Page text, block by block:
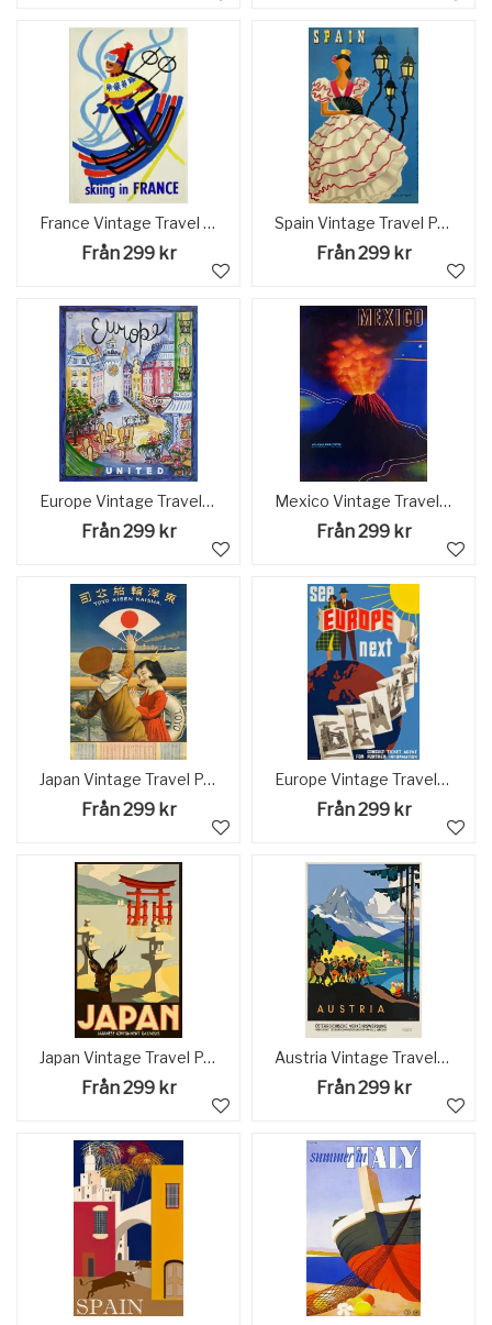
France Vintage Travel Poster
Från 299 kr
Spain Vintage Travel Poster
Från 299 kr
Europe Vintage Travel Poster
Från 299 kr
Mexico Vintage Travel Poster
Från 299 kr
Japan Vintage Travel Poster
Från 299 kr
Europe Vintage Travel Poster
Från 299 kr
Japan Vintage Travel Poster
Från 299 kr
Austria Vintage Travel Poster
Från 299 kr